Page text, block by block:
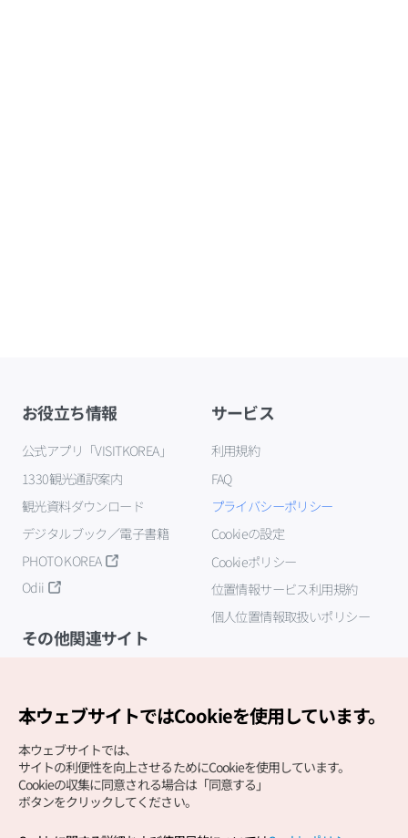
お役立ち情報
公式アプリ「VISITKOREA」
1330観光通訳案内
観光資料ダウンロード
デジタルブック／電子書籍
PHOTO KOREA
Odii
サービス
利用規約
FAQ
プライバシーポリシー
Cookieの設定
Cookieポリシー
位置情報サービス利用規約
個人位置情報取扱いポリシー
その他関連サイト
本ウェブサイトではCookieを使用しています。
本ウェブサイトでは、
サイトの利便性を向上させるためにCookieを使用しています。
Cookieの収集に同意される場合は「同意する」
ボタンをクリックしてください。